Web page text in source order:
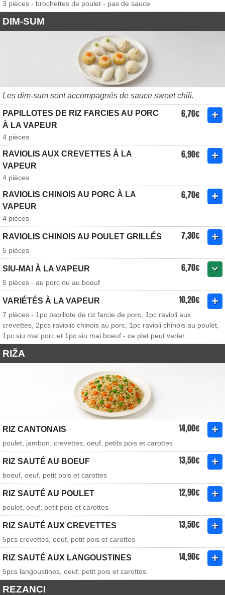
3 pièces - brochettes de poulet - pas de sauce
DIM-SUM
Les dim-sum sont accompagnés de sauce sweet chili.
PAPILLOTES DE RIZ FARCIES AU PORC
À LA VAPEUR
6,70€
4 pièces
RAVIOLIS AUX CREVETTES À LA
VAPEUR
6,90€
4 pièces
RAVIOLIS CHINOIS AU PORC À LA
VAPEUR
6,70€
4 pièces
RAVIOLIS CHINOIS AU POULET GRILLÉS 7,30€
5 pièces
SIU-MAI À LA VAPEUR 6,70€
5 pièces - au porc ou au boeuf
VARIÉTÉS À LA VAPEUR 10,20€
7 pièces - 1pc papillote de riz farcie de porc, 1pc ravioli aux
crevettes, 2pcs raviolis chinois au porc, 1pc ravioli chinois au poulet,
1pc siu mai porc et 1pc siu mai boeuf - ce plat peut varier
RIŽA
RIZ CANTONAIS 14,00€
poulet, jambon, crevettes, oeuf, petits pois et carottes
RIZ SAUTÉ AU BOEUF 13,50€
boeuf, oeuf, petit pois et carottes
RIZ SAUTÉ AU POULET 12,90€
poulet, oeuf, petit pois et carottes
RIZ SAUTÉ AUX CREVETTES 13,50€
5pcs crevettes, oeuf, petit pois et carottes
RIZ SAUTÉ AUX LANGOUSTINES 14,90€
5pcs langoustines, oeuf, petit pois et carottes
REZANCI